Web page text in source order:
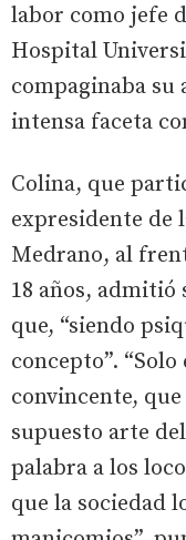
labor como jefe
Hospital
compaginaba
intensa faceta
Colina, que
expresidente de
Medrano, al
18 años, admitió
que, “siendo
concepto”.
convincente,
supuesto arte
palabra a los
que la sociedad